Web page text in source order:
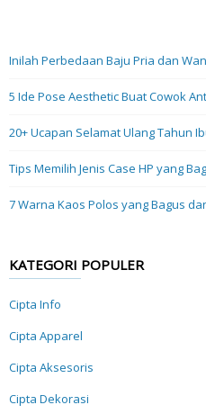
Inilah Perbedaan Baju Pria dan
5 Ide Pose Aesthetic Buat Cowok
20+ Ucapan Selamat Ulang Tahun
Tips Memilih Jenis Case HP yang
7 Warna Kaos Polos yang Bagus
KATEGORI POPULER
Cipta Info
Cipta Apparel
Cipta Aksesoris
Cipta Dekorasi